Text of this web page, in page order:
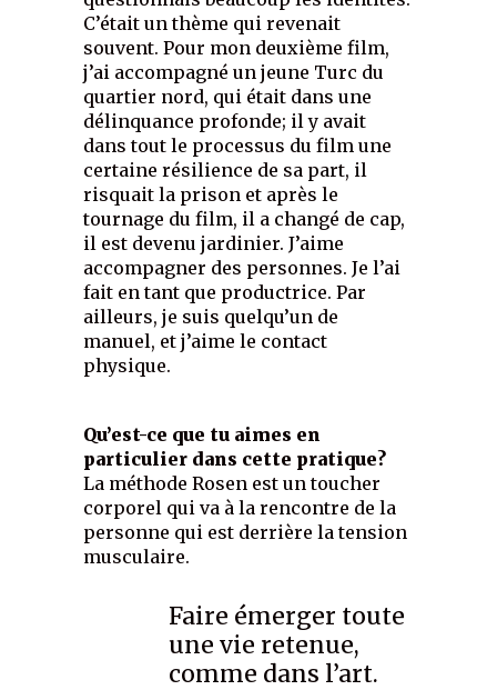
C’était un thème qui revenait
souvent. Pour mon deuxième film,
j’ai accompagné un jeune Turc du
quartier nord, qui était dans une
délinquance profonde; il y avait
dans tout le processus du film une
certaine résilience de sa part, il
risquait la prison et après le
tournage du film, il a changé de cap,
il est devenu jardinier. J’aime
accompagner des personnes. Je l’ai
fait en tant que productrice. Par
ailleurs, je suis quelqu’un de
manuel, et j’aime le contact
physique.
Qu’est-ce que tu aimes en
particulier dans cette pratique?
La méthode Rosen est un toucher
corporel qui va à la rencontre de la
personne qui est derrière la tension
musculaire.
Faire émerger toute
une vie retenue,
comme dans l’art.